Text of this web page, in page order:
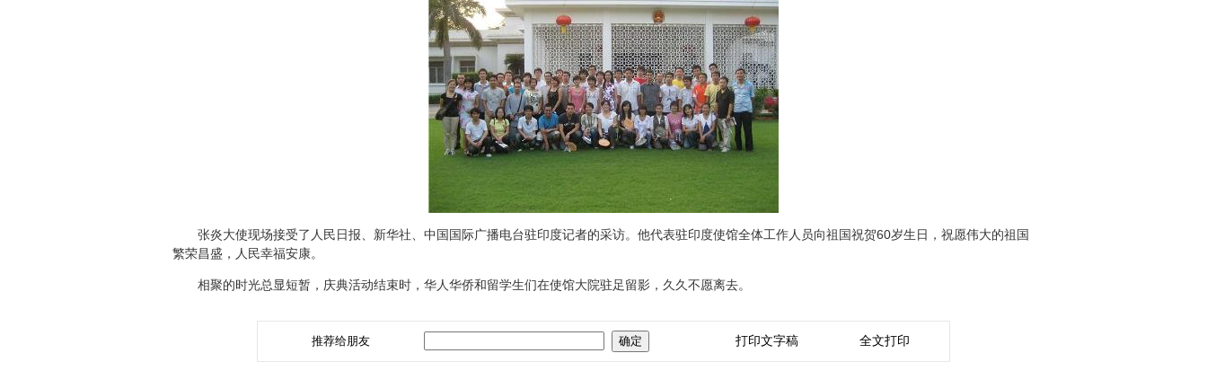
张炎大使现场接受了人民日报、新华社、中国国际广播电台驻印度记者的采访。他代表驻印度使馆全体工作人员向祖国祝贺60岁生日，祝愿伟大的祖国
繁荣昌盛，人民幸福安康。
相聚的时光总显短暂，庆典活动结束时，华人华侨和留学生们在使馆大院驻足留影，久久不愿离去。
推荐给朋友 打印文字稿 全文打印